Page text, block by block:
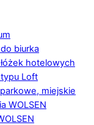
biurka
hotelowych
Loft
miejskie
WOLSEN